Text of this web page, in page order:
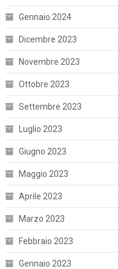
Gennaio 2024
Dicembre 2023
Novembre 2023
Ottobre 2023
Settembre 2023
Luglio 2023
Giugno 2023
Maggio 2023
Aprile 2023
Marzo 2023
Febbraio 2023
Gennaio 2023